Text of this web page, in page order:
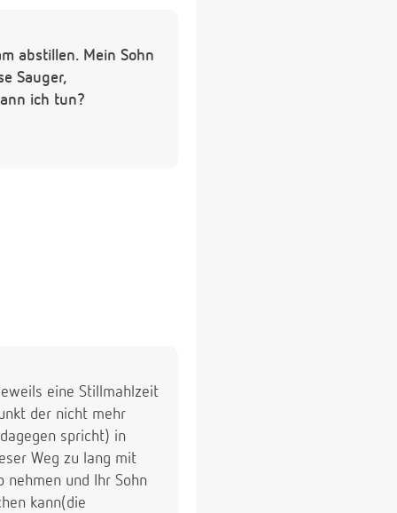
abstillen. Mein Sohn
Sauger,
ich tun?
eine Stillmahlzeit
der nicht mehr
spricht) in
Weg zu lang mit
nehmen und Ihr Sohn
kann(die